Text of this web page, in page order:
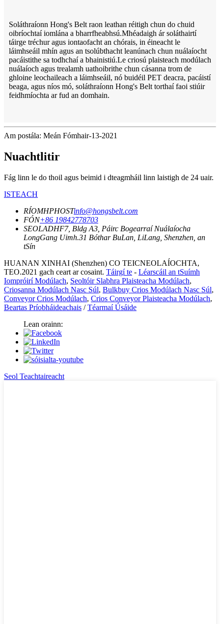
Soláthraíonn Hong's Belt raon leathan réitigh chun do chuid
oibríochtaí iomlána a bharrfheabhsú.Mhéadaigh ár soláthairtí
táirge tréchur agus iontaofacht an chórais, in éineacht le
láimhseáil mhín agus an tsolúbthacht leanúnach chun nuálaíocht
pacáistithe sa todhchaí a bhainistiú.Le criosú plaisteach modúlach
nuálaíoch agus trealamh uathoibrithe chun cásanna trom de
ghloine leochaileach a láimhseáil, nó buidéil PET deacra, pacáistí
beaga, agus níos mó, soláthraíonn Hong's Belt torthaí faoi stiúir
feidhmíochta ar fud an domhain.
Am postála: Meán Fómhair-13-2021
Nuachtlitir
Fág linn le do thoil agus beimid i dteagmháil linn laistigh de 24 uair.
ISTEACH
RÍOMHPHOSTinfo@hongsbelt.com
FÓN+86 19842778703
SEOLADHF7, Bldg A3, Páirc Bogearraí Nuálaíocha
LongGang Uimh.31 Bóthar BuLan, LiLang, Shenzhen, an
tSín
HUANAN XINHAI (Shenzhen) CO TEICNEOLAÍOCHTA,
TEO.2021 gach ceart ar cosaint. Táirgí te - Léarscáil an tSuímh
Iompróirí Modúlach, Seoltóir Slabhra Plaisteacha Modúlach,
Criosanna Modúlach Nasc Súl, Bulkbuy Crios Modúlach Nasc Súl,
Conveyor Crios Modúlach, Crios Conveyor Plaisteacha Modúlach,
Beartas Príobháideachais /Téarmaí Úsáide
Lean orainn:
Seol Teachtaireacht